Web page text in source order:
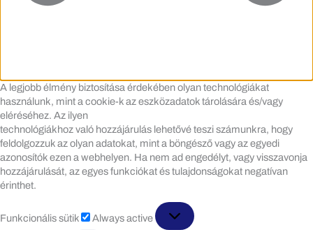
A legjobb élmény biztosítása érdekében olyan technológiákat
használunk, mint a cookie-k az eszközadatok tárolására és/vagy
eléréséhez. Az ilyen
technológiákhoz való hozzájárulás lehetővé teszi számunkra, hogy
feldolgozzuk az olyan adatokat, mint a böngésző vagy az egyedi
azonosítók ezen a webhelyen. Ha nem ad engedélyt, vagy visszavonja
hozzájárulását, az egyes funkciókat és tulajdonságokat negatívan
érinthet.
Funkcionális sütik
sütik
Always active